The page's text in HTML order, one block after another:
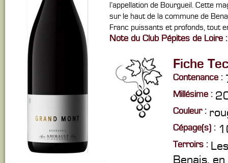
l’appellation de Bourgueil. Cette
sur le haut de la commune de
Franc puissants et profonds, tout
Note du Club Pépites de Loire :
Fiche
Contenance :
Millésime :
Couleur :
Cépage(s) :
Terroirs :
Benais,